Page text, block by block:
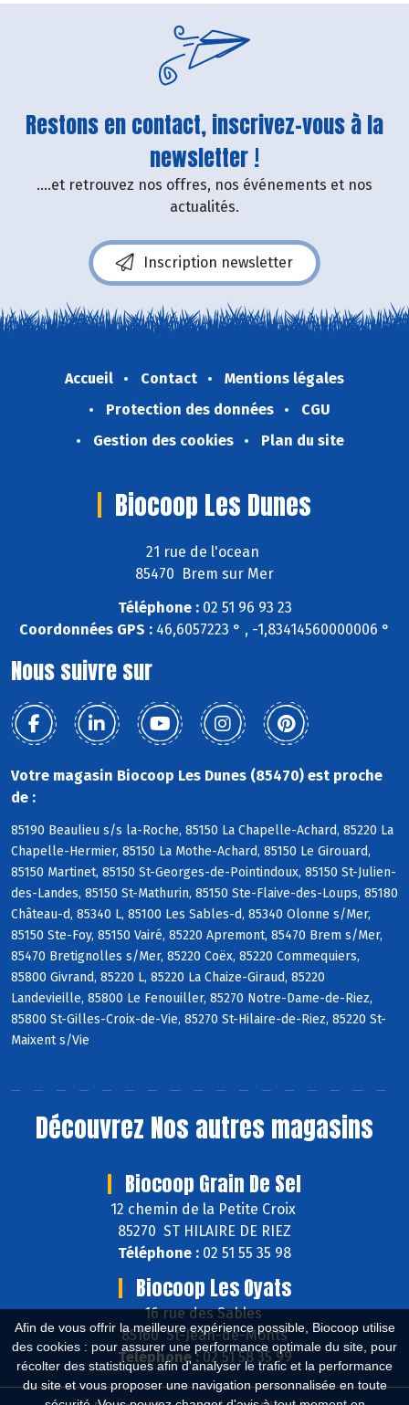
Afin de vous offrir la meilleure expérience possible, Biocoop utilise
des cookies : pour assurer une performance optimale du site, pour
récolter des statistiques afin d'analyser le trafic et la performance
du site et vous proposer une navigation personnalisée en toute
Restons en contact, inscrivez-vous à la
newsletter !
....et retrouvez nos offres, nos événements et nos
actualités.
Inscription newsletter
Accueil Contact
Mentions légales
Protection des données
CGU
Gestion des cookies
Plan du site
Biocoop Les Dunes
21 rue de l'ocean
85470 Brem sur Mer
Téléphone :02 51 96 93 23
Coordonnées GPS : 46,6057223 ° , -1,83414560000006 °
Nous suivre sur
Votre magasin Biocoop Les Dunes (85470) est proche
de :
85190 Beaulieu s/s la-Roche, 85150 La Chapelle-Achard, 85220 La
Chapelle-Hermier, 85150 La Mothe-Achard, 85150 Le Girouard,
85150 Martinet, 85150 St-Georges-de-Pointindoux, 85150 St-Julien-
des-Landes, 85150 St-Mathurin, 85150 Ste-Flaive-des-Loups, 85180
Château-d, 85340 L, 85100 Les Sables-d, 85340 Olonne s/Mer,
85150 Ste-Foy, 85150 Vairé, 85220 Apremont, 85470 Brem s/Mer,
85470 Bretignolles s/Mer, 85220 Coëx, 85220 Commequiers,
85800 Givrand, 85220 L, 85220 La Chaize-Giraud, 85220
Landevieille, 85800 Le Fenouiller, 85270 Notre-Dame-de-Riez,
85800 St-Gilles-Croix-de-Vie, 85270 St-Hilaire-de-Riez, 85220 St-
Maixent s/Vie
Découvrez Nos autres magasins
Biocoop Grain De Sel
12 chemin de la Petite Croix
85270 ST HILAIRE DE RIEZ
Téléphone : 02 51 55 35 98
Biocoop Les Oyats
16 rue des Sables
85160 St-Jean-de-Monts
Téléphone :02 51 58 35 99